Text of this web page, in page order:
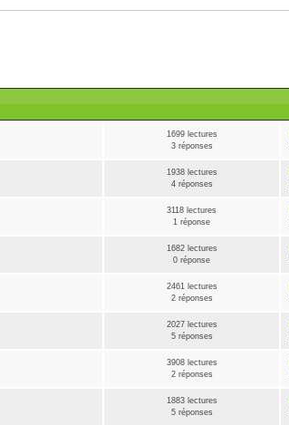
1699 lectures
3 réponses
1938 lectures
4 réponses
3118 lectures
1 réponse
1682 lectures
0 réponse
2461 lectures
2 réponses
2027 lectures
5 réponses
3908 lectures
2 réponses
1883 lectures
5 réponses